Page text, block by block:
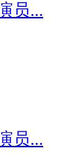
员...
员...